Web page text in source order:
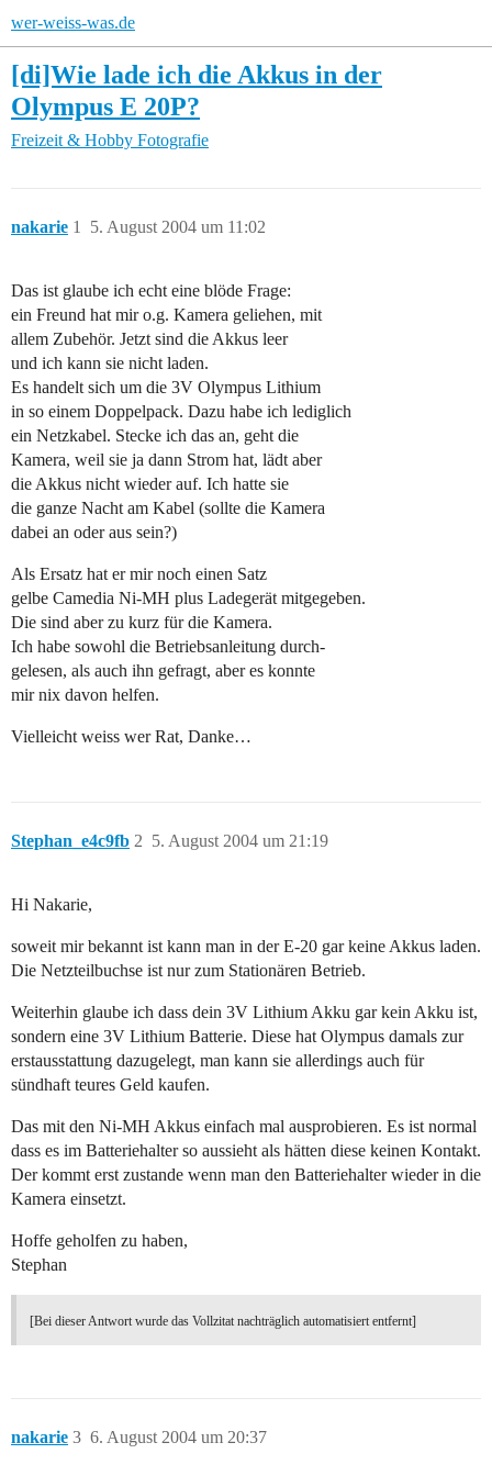
wer-weiss-was.de
[di]Wie lade ich die Akkus in der
Olympus E 20P?
Freizeit & Hobby Fotografie
nakarie 5. August 2004 um 11:02
1
Das ist glaube ich echt eine blöde Frage:
ein Freund hat mir o.g. Kamera geliehen, mit
allem Zubehör. Jetzt sind die Akkus leer
und ich kann sie nicht laden.
Es handelt sich um die 3V Olympus Lithium
in so einem Doppelpack. Dazu habe ich lediglich
ein Netzkabel. Stecke ich das an, geht die
Kamera, weil sie ja dann Strom hat, lädt aber
die Akkus nicht wieder auf. Ich hatte sie
die ganze Nacht am Kabel (sollte die Kamera
dabei an oder aus sein?)
Als Ersatz hat er mir noch einen Satz
gelbe Camedia Ni-MH plus Ladegerät mitgegeben.
Die sind aber zu kurz für die Kamera.
Ich habe sowohl die Betriebsanleitung durch-
gelesen, als auch ihn gefragt, aber es konnte
mir nix davon helfen.
Vielleicht weiss wer Rat, Danke…
Stephan_e4c9fb 5. August 2004 um 21:19
2
Hi Nakarie,
soweit mir bekannt ist kann man in der E-20 gar keine Akkus laden.
Die Netzteilbuchse ist nur zum Stationären Betrieb.
Weiterhin glaube ich dass dein 3V Lithium Akku gar kein Akku ist,
sondern eine 3V Lithium Batterie. Diese hat Olympus damals zur
erstausstattung dazugelegt, man kann sie allerdings auch für
sündhaft teures Geld kaufen.
Das mit den Ni-MH Akkus einfach mal ausprobieren. Es ist normal
dass es im Batteriehalter so aussieht als hätten diese keinen Kontakt.
Der kommt erst zustande wenn man den Batteriehalter wieder in die
Kamera einsetzt.
Hoffe geholfen zu haben,
Stephan
[Bei dieser Antwort wurde das Vollzitat nachträglich automatisiert entfernt]
nakarie 6. August 2004 um 20:37
3